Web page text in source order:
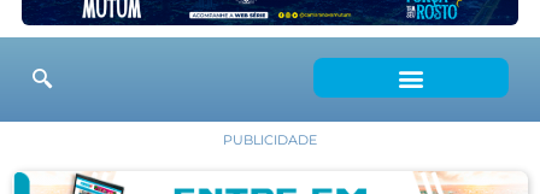
PUBLICIDADE